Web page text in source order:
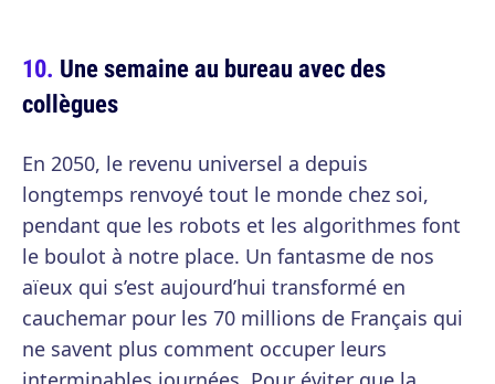
Une semaine au bureau avec des
collègues
En 2050, le revenu universel a depuis
longtemps renvoyé tout le monde chez soi,
pendant que les robots et les algorithmes font
le boulot à notre place. Un fantasme de nos
aïeux qui s’est aujourd’hui transformé en
cauchemar pour les 70 millions de Français qui
ne savent plus comment occuper leurs